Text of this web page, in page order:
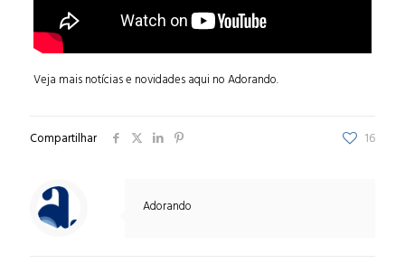
Veja mais notícias e novidades aqui no Adorando.
Compartilhar 16
Adorando